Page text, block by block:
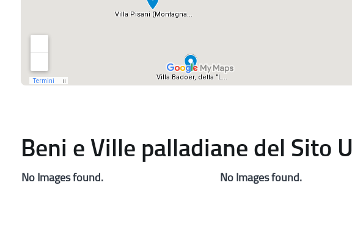
Beni e Ville palladiane del Sito
No Images found. No Images found.